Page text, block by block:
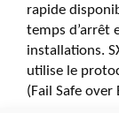
rapide
temps d’arrêt
installations.
utilise le
(Fail Safe over